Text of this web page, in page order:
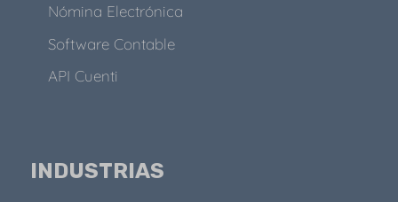
Nómina Electrónica
Software Contable
API Cuenti
INDUSTRIAS